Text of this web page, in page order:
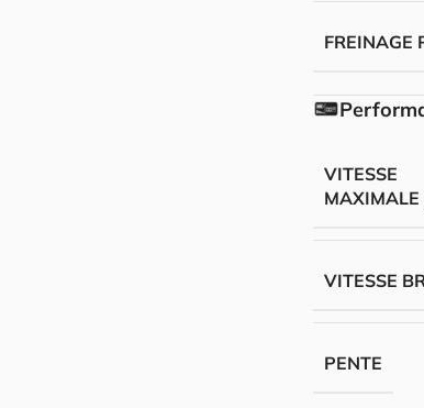
FREINAGE
VITESSE
MAXIMALE
VITESSE
PENTE